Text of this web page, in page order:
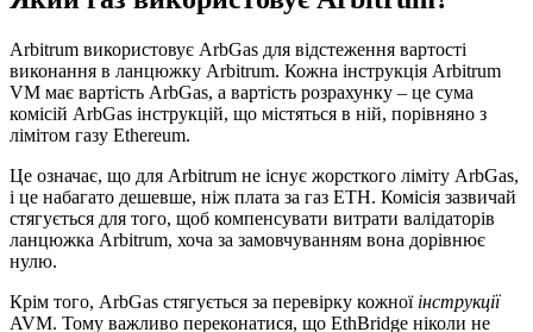
Arbitrum використовує ArbGas для відстеження вартості
виконання в ланцюжку Arbitrum. Кожна інструкція Arbitrum
VM має вартість ArbGas, а вартість розрахунку – це сума
комісій ArbGas інструкцій, що містяться в ній, порівняно з
лімітом газу Ethereum.
Це означає, що для Arbitrum не існує жорсткого ліміту ArbGas,
і це набагато дешевше, ніж плата за газ ETH. Комісія зазвичай
стягується для того, щоб компенсувати витрати валідаторів
ланцюжка Arbitrum, хоча за замовчуванням вона дорівнює
нулю.
Крім того, ArbGas стягується за перевірку кожної інструкції
AVM. Тому важливо переконатися, що EthBridge ніколи не